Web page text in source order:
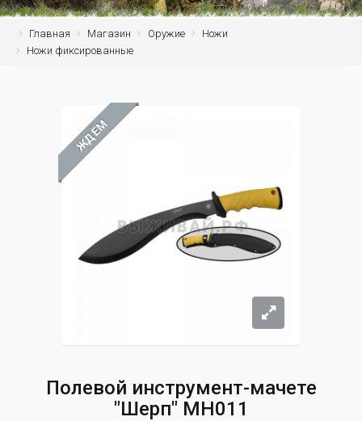
Главная Магазин Оружие
Ножи
Ножи фиксированные
ЖДЁМ
Полевой инструмент-мачете
"Шерп" MH011